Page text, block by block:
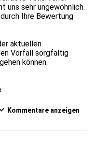
uns sehr ungewöhnlich.
Ihre Bewertung
aktuellen
Vorfall sorgfältig
können.
Kommentare anzeigen